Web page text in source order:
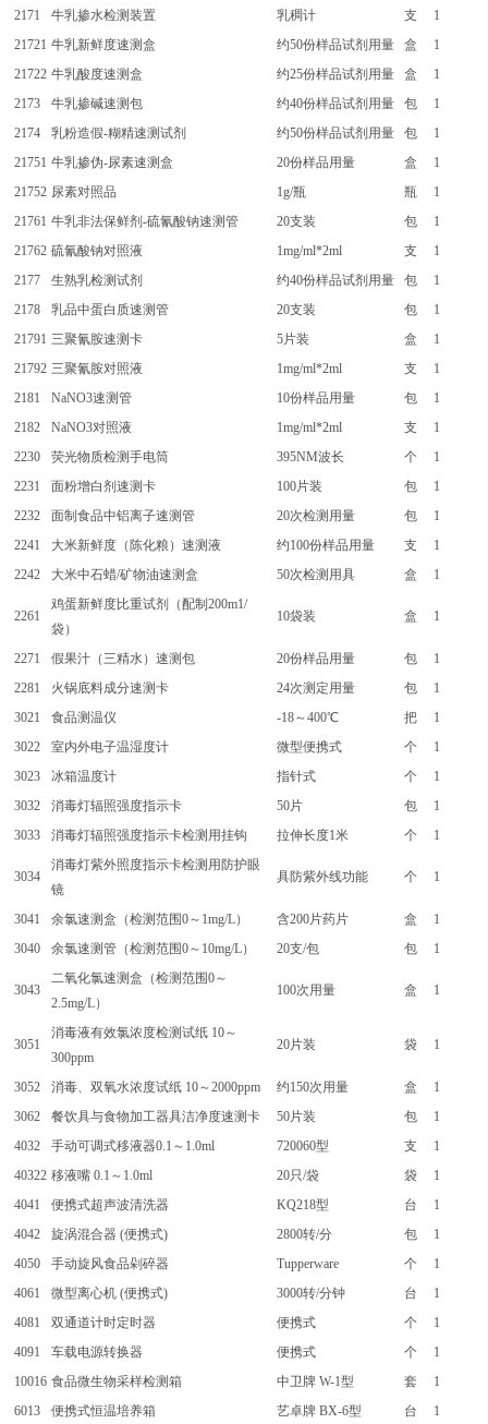
2171
牛乳掺水检测装置 乳稠计 支
1
21721 牛乳新鲜度速测盒 约50份样品试剂用量 盒
1
21722 牛乳酸度速测盒 约25份样品试剂用量 盒
1
2173
牛乳掺碱速测包 约40份样品试剂用量 包
1
2174
乳粉造假-糊精速测试剂 约50份样品试剂用量 包
1
21751 牛乳掺伪-尿素速测盒 20份样品用量 盒
1
21752 尿素对照品 1g/瓶 瓶
1
21761 牛乳非法保鲜剂-硫氰酸钠速测管 20支装 包
1
21762 硫氰酸钠对照液 1mg/ml*2ml 支
1
2177
生熟乳检测试剂 约40份样品试剂用量 包
1
2178
乳品中蛋白质速测管 20支装 包
1
21791 三聚氰胺速测卡 5片装 盒
1
21792 三聚氰胺对照液 1mg/ml*2ml 支
1
2181
NaNO3速测管 10份样品用量 包
1
2182
NaNO3对照液 1mg/ml*2ml 支
1
2230
荧光物质检测手电筒 395NM波长 个
1
2231
面粉增白剂速测卡 100片装 包
1
2232
面制食品中铝离子速测管 20次检测用量 包
1
2241
大米新鲜度（陈化粮）速测液 约100份样品用量 支
1
2242
大米中石蜡/矿物油速测盒 50次检测用具 盒 1
2261
鸡蛋新鲜度比重试剂（配制200m1/
袋）
10袋装 盒 1
2271 假果汁（三精水）速测包 20份样品用量 包
1
2281
火锅底料成分速测卡 24次测定用量 包
1
3021
食品测温仪 -18～400℃ 把
1
3022
室内外电子温湿度计 微型便携式 个
1
3023
冰箱温度计 指针式 个
1
3032
消毒灯辐照强度指示卡 50片 包
1
3033
消毒灯辐照强度指示卡检测用挂钩 拉伸长度1米 个 1
3034
消毒灯紫外照度指示卡检测用防护眼
镜
具防紫外线功能 个 1
3041 余氯速测盒（检测范围0～1mg/L） 含200片药片 盒
1
3040
余氯速测管（检测范围0～10mg/L） 20支/包 包 1
3043
二氧化氯速测盒（检测范围0～
2.5mg/L）
100次用量 盒 1
3051
消毒液有效氯浓度检测试纸 10～
300ppm
20片装 袋 1
3052 消毒、双氧水浓度试纸 10～2000ppm 约150次用量 盒
1
3062
餐饮具与食物加工器具洁净度速测卡 50片装 包
1
4032
手动可调式移液器0.1～1.0ml 720060型 支
1
40322 移液嘴 0.1～1.0ml 20只/袋 袋
1
4041
便携式超声波清洗器 KQ218型 台
1
4042
旋涡混合器 (便携式) 2800转/分 包
1
4050
手动旋风食品剁碎器 Tupperware 个
1
4061
微型离心机 (便携式) 3000转/分钟 台
1
4081
双通道计时定时器 便携式 个
1
4091
车载电源转换器 便携式 个
1
10016 食品微生物采样检测箱 中卫牌 W-1型 套
1
6013
便携式恒温培养箱 艺卓牌 BX-6型 台 1